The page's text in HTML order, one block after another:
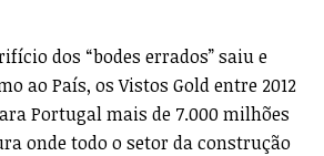
dos “bodes errados” saiu e
ao País, os Vistos Gold entre 2012
Portugal mais de 7.000 milhões
onde todo o setor da construção